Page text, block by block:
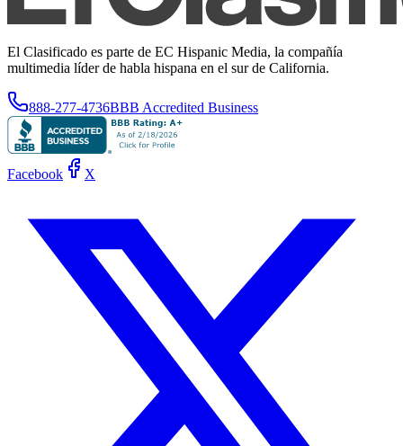
El Clasificado es parte de EC Hispanic Media, la compañía
multimedia líder de habla hispana en el sur de California.
888-277-4736BBB Accredited Business
Facebook X